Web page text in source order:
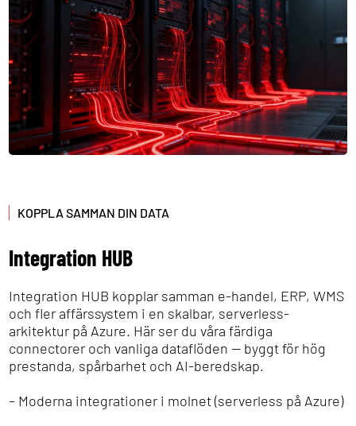
KOPPLA SAMMAN DIN DATA
Integration HUB
Integration HUB kopplar samman e-handel, ERP, WMS
och fler affärssystem i en skalbar, serverless-
arkitektur på Azure. Här ser du våra färdiga
connectorer och vanliga dataflöden — byggt för hög
prestanda, spårbarhet och AI-beredskap.
– Moderna integrationer i molnet (serverless på Azure)